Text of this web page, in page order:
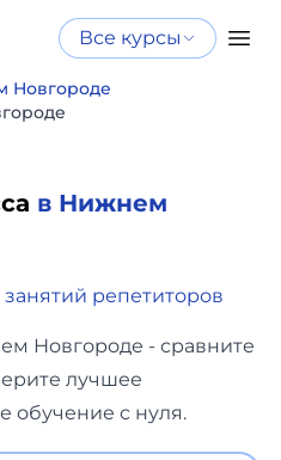
Все курсы
Новгороде
в Нижнем
занятий репетиторов
Новгороде - сравните
лучшее
обучение с нуля.
и ИИ